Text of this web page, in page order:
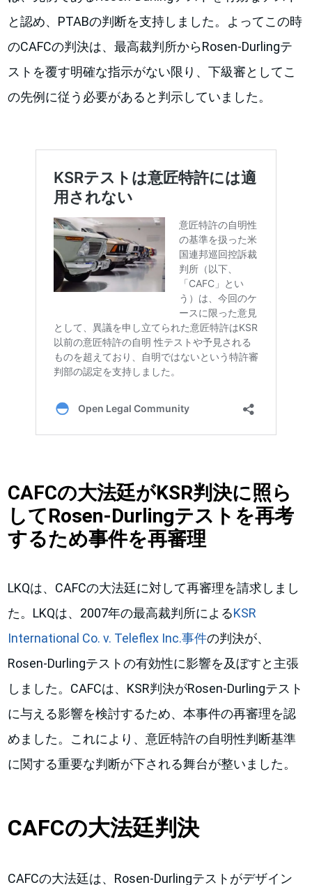
と認め、PTABの判断を支持しました。よってこの時
のCAFCの判決は、最高裁判所からRosen-Durlingテ
ストを覆す明確な指示がない限り、下級審としてこ
の先例に従う必要があると判示していました。
CAFCの大法廷がKSR判決に照ら
してRosen-Durlingテストを再考
するため事件を再審理
LKQは、CAFCの大法廷に対して再審理を請求しまし
た。LKQは、2007年の最高裁判所によるKSR
International Co. v. Teleflex Inc.事件の判決が、
Rosen-Durlingテストの有効性に影響を及ぼすと主張
しました。CAFCは、KSR判決がRosen-Durlingテスト
に与える影響を検討するため、本事件の再審理を認
めました。これにより、意匠特許の自明性判断基準
に関する重要な判断が下される舞台が整いました。
CAFCの大法廷判決
CAFCの大法廷は、Rosen-Durlingテストがデザイン